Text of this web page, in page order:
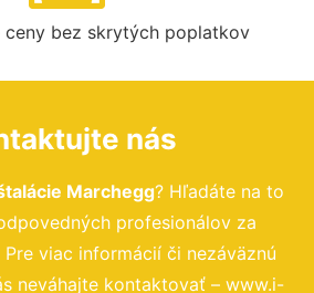
ceny bez skrytých poplatkov
nás
Marchegg? Hľadáte na to
profesionálov za
viac informácií či nezáväznú
neváhajte kontaktovať – www.i-